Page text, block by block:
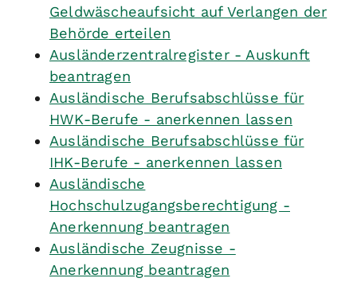
Geldwäscheaufsicht auf Verlangen der
Behörde erteilen
Ausländerzentralregister - Auskunft
beantragen
Ausländische Berufsabschlüsse für
HWK-Berufe - anerkennen lassen
Ausländische Berufsabschlüsse für
IHK-Berufe - anerkennen lassen
Ausländische
Hochschulzugangsberechtigung -
Anerkennung beantragen
Ausländische Zeugnisse -
Anerkennung beantragen